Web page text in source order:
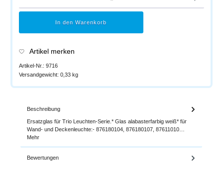
In den Warenkorb
Artikel merken
Artikel-Nr.: 9716
Versandgewicht: 0,33 kg
Beschreibung
Ersatzglas für Trio Leuchten-Serie.* Glas alabasterfarbig weiß* für
Wand- und Deckenleuchte:- 876180104, 876180107, 87611010…
Mehr
Bewertungen